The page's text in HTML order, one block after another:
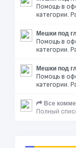
Помощь в
категории.
Мешки под
Помощь в
категории.
Мешки под
Помощь в
категории.
Все
Полный